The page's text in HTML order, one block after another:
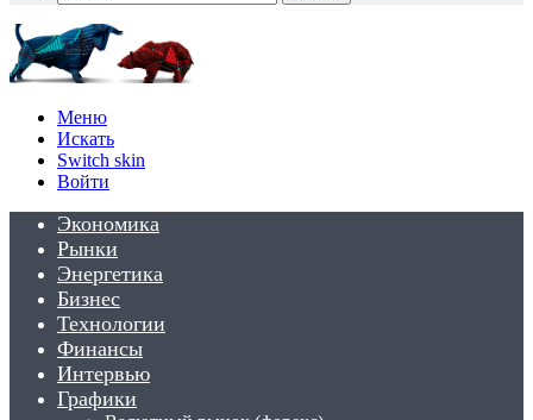
Меню
Искать
Switch skin
Войти
Экономика
Рынки
Энергетика
Бизнес
Технологии
Финансы
Интервью
Графики